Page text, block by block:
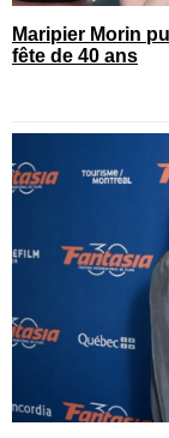
Maripier Morin
fête de 40 ans